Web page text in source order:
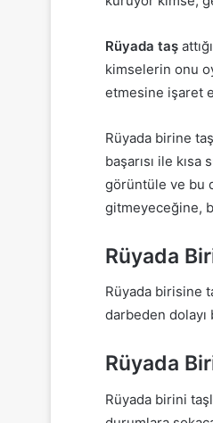
Rüyada taş
kimselerin onu
etmesine işaret
Rüyada birine
başarısı ile
görüntüle ve bu
gitmeyeceğine,
Rüyada
Rüyada birisine
darbeden dolayı
Rüyada
Rüyada birini